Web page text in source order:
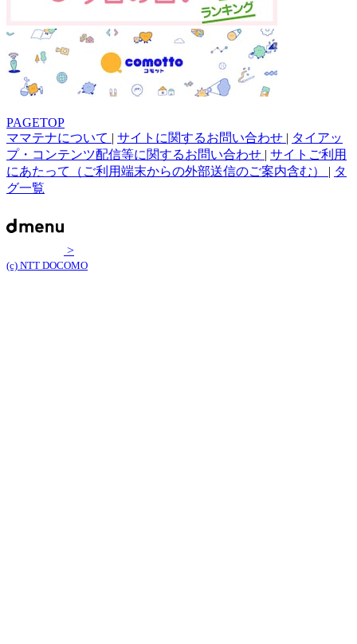
PAGETOP
ママテナについて | サイトに関するお問い合わせ | タイアッ
プ・コンテンツ配信等に関するお問い合わせ | サイトご利用
にあたって（ご利用端末からの外部送信のご案内含む） | タ
グ一覧
>
(c) NTT DOCOMO